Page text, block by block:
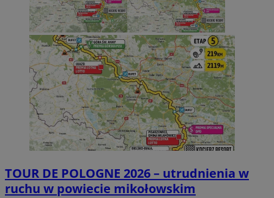
TOUR DE POLOGNE 2026 – utrudnienia w
ruchu w powiecie mikołowskim